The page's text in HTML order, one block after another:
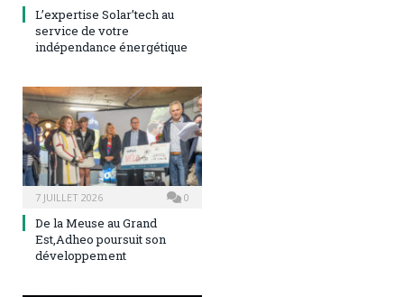
L’expertise Solar’tech au
service de votre
indépendance énergétique
7 JUILLET 2026 0
De la Meuse au Grand
Est,Adheo poursuit son
développement